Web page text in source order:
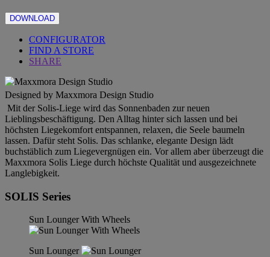
DOWNLOAD
CONFIGURATOR
FIND A STORE
SHARE
Designed by Maxxmora Design Studio
Mit der Solis-Liege wird das Sonnenbaden zur neuen
Lieblingsbeschäftigung. Den Alltag hinter sich lassen und bei
höchsten Liegekomfort entspannen, relaxen, die Seele baumeln
lassen. Dafür steht Solis. Das schlanke, elegante Design lädt
buchstäblich zum Liegevergnügen ein. Vor allem aber überzeugt die
Maxxmora Solis Liege durch höchste Qualität und ausgezeichnete
Langlebigkeit.
SOLIS Series
Sun Lounger With Wheels
Sun Lounger